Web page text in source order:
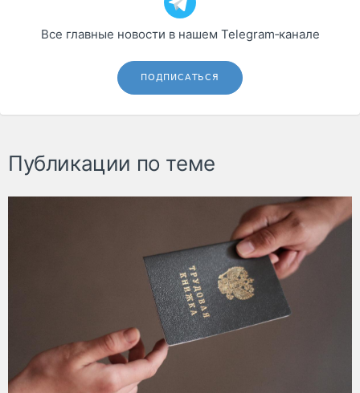
Все главные новости в нашем Telegram‑канале
ПОДПИСАТЬСЯ
Публикации по теме